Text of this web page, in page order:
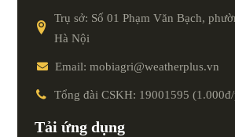
Trụ sở: Số 01 Phạm Văn Bạch,
Hà Nội
Email: mobiagri@weatherplus.vn
Tổng đài CSKH: 19001595
Tải ứng dụng